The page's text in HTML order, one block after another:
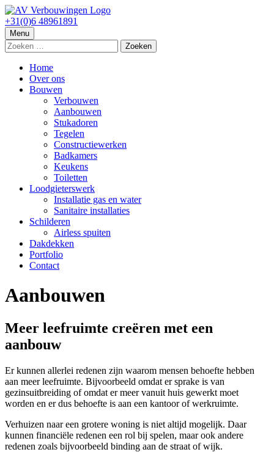
Spring
naar
inhoud
AV Verbouwingen
Allround bouwbedrijf
+31(0)6 48961891
Primair
menu
Menu
Zoeken
naar:
Home
Over ons
Bouwen
Verbouwen
Aanbouwen
Stukadoren
Tegelen
Constructiewerken
Badkamers
Keukens
Toiletten
Loodgieterswerk
Installatie gas en water
Sanitaire installaties
Schilderen
Airless spuiten
Dakdekken
Portfolio
Contact
Aanbouwen
Meer leefruimte creëren met een
aanbouw
Er kunnen allerlei redenen zijn waarom mensen behoefte hebben
aan meer leefruimte. Bijvoorbeeld omdat er sprake is van
gezinsuitbreiding of omdat er meer vanuit huis gewerkt moet
worden en er dus behoefte is aan een kantoor of werkruimte.
Verhuizen naar een grotere woning is niet altijd mogelijk. Daar
kunnen financiële redenen een rol bij spelen, maar ook andere
redenen zoals bijvoorbeeld binding aan de straat of wijk.